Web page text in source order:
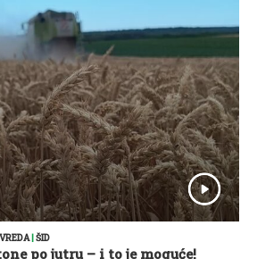
|ŠID
po jutru – i to je moguće!